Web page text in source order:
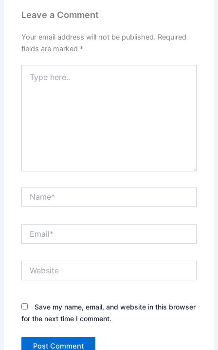
Leave a Comment
Your email address will not be published. Required
fields are marked *
here..
Save my name, email, and website in this browser
for the next time I comment.